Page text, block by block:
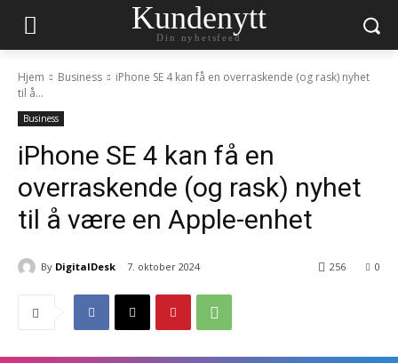
Kundenytt
Din nyhetsfeed
Hjem Business
iPhone SE 4 kan få en overraskende (og rask) nyhet
til å...
Business
iPhone SE 4 kan få en
overraskende (og rask) nyhet
til å være en Apple-enhet
By DigitalDesk 7. oktober 2024 0
256